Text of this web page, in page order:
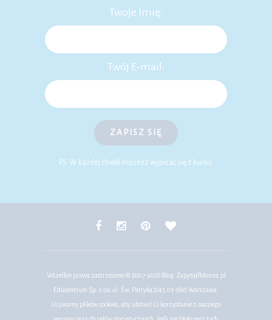
Twoje Imię:
Twój E-mail:
ZAPISZ SIĘ
P.S. W każdej chwili możesz wypisać się z kursu.
Wszelkie prawa zastrzeżone © 2007-2026 Blog.ZapytajPolozna.pl
Educentrum Sp. z o.o. ul. Św. Patryka 2/45 03-980 Warszawa.
Używamy plików cookies, aby ułatwić Ci korzystanie z naszego